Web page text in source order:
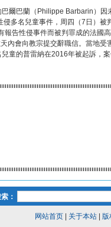
巴爾巴蘭（Philippe Barbarin）
多名兒童事件，周四（7日）被
報告性侵事件而被判罪成的法國
內會向教宗提交辭職信。當地受
童的普雷納在2016年被起訴，
：
网站首页| 关于本站| 版